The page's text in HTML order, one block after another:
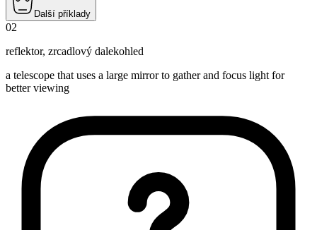
Další příklady
02
reflektor, zrcadlový dalekohled
a telescope that uses a large mirror to gather and focus light for
better viewing